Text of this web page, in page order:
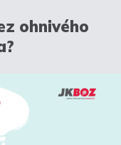
ohnivého